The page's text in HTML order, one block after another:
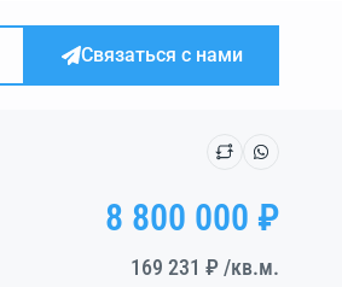
Связаться с нами
8 800 000 ₽
169 231 ₽ /кв.м.